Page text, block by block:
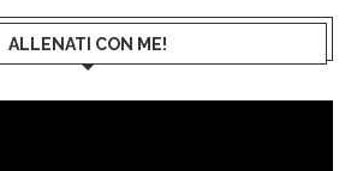
ALLENATI CON ME!